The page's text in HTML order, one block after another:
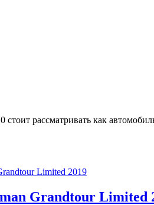
стоит рассматривать как
Grandtour Limited